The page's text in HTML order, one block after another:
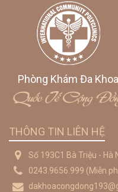
Phòng Khám Đa Khoa
Quốc Tế Cộng
THÔNG TIN LIÊN HỆ
Số 193C1 Bà Triệu - Hà
0243.9656.999 (Miễn